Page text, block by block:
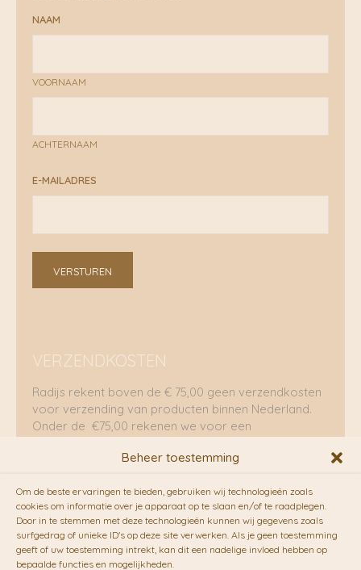
Beheer toestemming
Om de beste ervaringen te bieden, gebruiken wij technologieën zoals
cookies om informatie over je apparaat op te slaan en/of te raadplegen.
Door in te stemmen met deze technologieën kunnen wij gegevens zoals
surfgedrag of unieke ID's op deze site verwerken. Als je geen toestemming
geeft of uw toestemming intrekt, kan dit een nadelige invloed hebben op
bepaalde functies en mogelijkheden.
NAAM
VOORNAAM
ACHTERNAAM
E-MAILADRES
VERSTUREN
VERZENDKOSTEN
Radijs rekent boven de € 75,00 geen verzendkosten
voor verzending van producten binnen Nederland.
Onder de €75,00 rekenen we voor een
RADIJS werkt samen met de duurzame bezorgdienst
vanFietskoeriers.nl. Pakketten (mits voorradig) voor
10.00 uur besteld op een doordeweekse dag,
bezorgen zij soms nog op dezelfde dag in de